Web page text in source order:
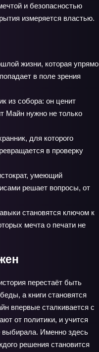
и безопасностью
измеряется властью.
жизни, которая упрямо
в поле зрения
из собора: он ценит
Майн нужно не только
для которого
в проверку
умеющий
решает вопросы, от
становятся ключом к
мечта о печати не
перестаёт быть
а книги становятся
впервые сталкивается с
от политики, и учится
выбирала. Именно здесь
решения становится